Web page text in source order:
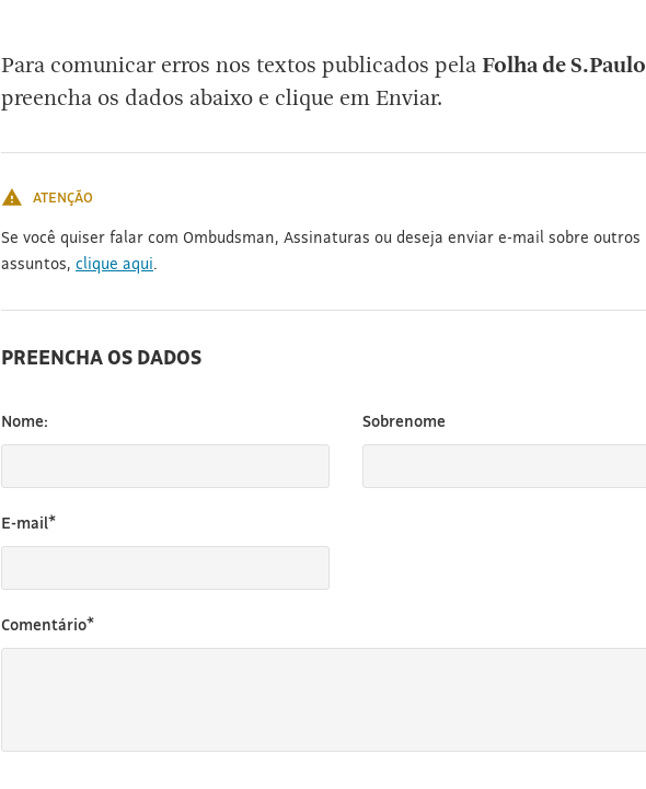
Para comunicar erros nos textos publicados pelaFolha de S.Paulo
preencha os dados abaixo e clique em Enviar.
ATENÇÃO
Se você quiser falar com Ombudsman, Assinaturas ou deseja enviar e-mail sobre outros
assuntos, clique aqui.
PREENCHA OS DADOS
Nome: Sobrenome
E-mail*
Comentário*